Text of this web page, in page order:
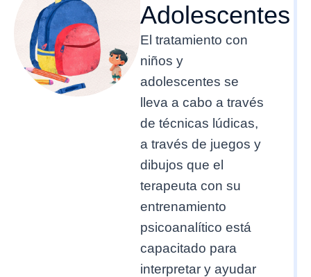
Adolescentes
El tratamiento con
niños y
adolescentes se
lleva a cabo a través
de técnicas lúdicas,
a través de juegos y
dibujos que el
terapeuta con su
entrenamiento
psicoanalítico está
capacitado para
interpretar y ayudar